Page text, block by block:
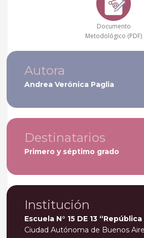
Documento
Metodológico (PDF)
Autora
Andrea Verónica Paglia
Destinatarios
Primero y séptimo grado
Institución
Escuela N° 15 DE 13
Ciudad Autónoma de Buenos